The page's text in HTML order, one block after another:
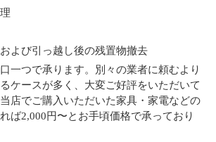
よび引っ越し後の残置物撤去
一つで承ります。別々の業者に頼むより
ケースが多く、大変ご好評をいただいて
店でご購入いただいた家具・家電などの
ば2,000円〜とお手頃価格で承っており